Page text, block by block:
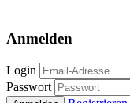
Anmelden
Login
Passwort